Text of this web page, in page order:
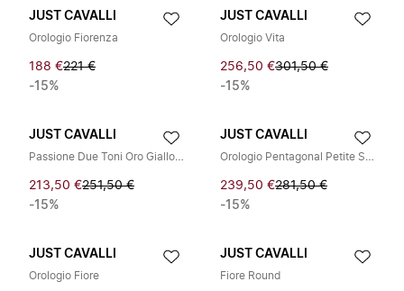
JUST CAVALLI
Orologio Fiorenza
188 €221 €
-15%
JUST CAVALLI
Orologio Vita
256,50 €301,50 €
-15%
JUST CAVALLI
Passione Due Toni Oro Giallo Champagne
213,50 €251,50 €
-15%
JUST CAVALLI
Orologio Pentagonal Petite Signature Snake Brillante
239,50 €281,50 €
-15%
JUST CAVALLI
Orologio Fiore
JUST CAVALLI
Fiore Round